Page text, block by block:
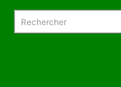
Rechercher